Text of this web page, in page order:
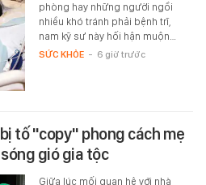
phòng hay những người ngồi
nhiều khó tránh phải bệnh trĩ,
nam kỹ sư này hối hận muộn…
SỨC KHỎE - 6 giờ trước
tố "copy" phong cách mẹ
gió gia tộc
Giữa lúc mối quan hệ với nhà